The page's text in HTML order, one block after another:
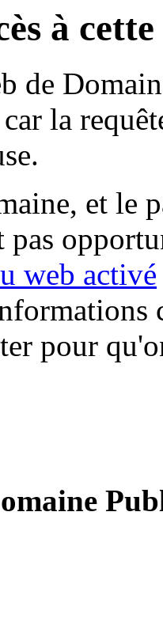
à
de
la
et le
pas
web activé
pour